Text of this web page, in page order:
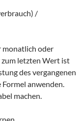
/
monatlich oder
letzten Wert ist
des vergangenen
anwenden.
machen.